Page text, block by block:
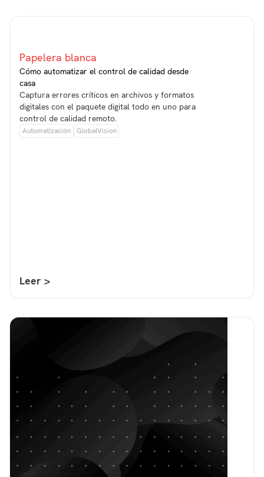
Papelera blanca
Cómo automatizar el control de calidad desde
casa
Captura errores críticos en archivos y formatos
digitales con el paquete digital todo en uno para
control de calidad remoto.
Automatización GlobalVision
Leer >